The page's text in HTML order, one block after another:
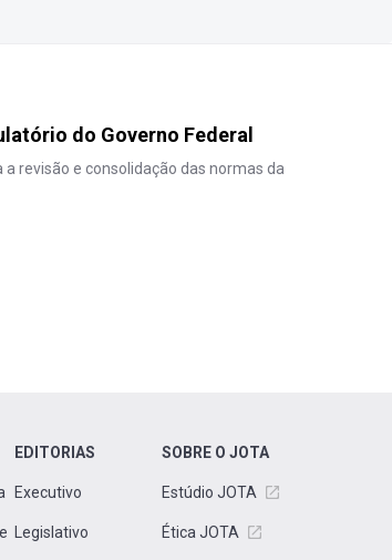
do Governo Federal
revisão e consolidação das normas da
EDITORIAS
Executivo
Legislativo
SOBRE O JOTA
Estúdio JOTA
Ética JOTA